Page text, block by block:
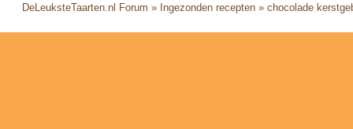
DeLeuksteTaarten.nl Forum » Ingezonden recepten »chocolade